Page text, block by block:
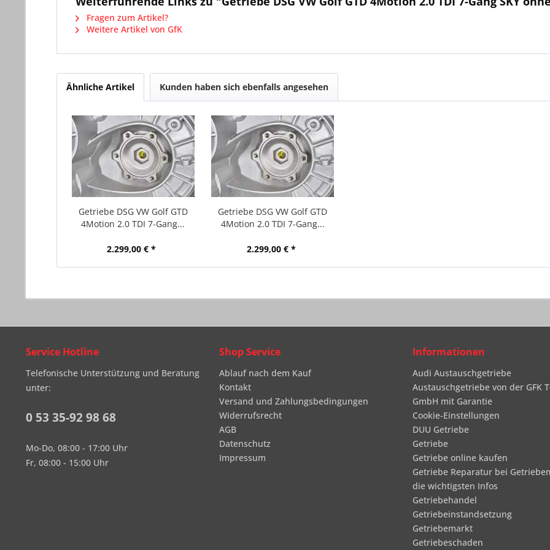
Fragen zum Artikel?
Weitere Artikel von GfK
Ähnliche Artikel Kunden haben sich ebenfalls angesehen
Getriebe DSG VW Golf GTD
4Motion 2.0 TDI 7-Gang...
2.299,00 € *
Getriebe DSG VW Golf GTD
4Motion 2.0 TDI 7-Gang...
2.299,00 € *
Service Hotline
Telefonische Unterstützung und Beratung
unter:
0 53 35-92 98 68
Mo-Do, 08:00 - 17:00 Uhr
Fr, 08:00 - 15:00 Uhr
Shop Service
Ablauf nach dem Kauf
Kontakt
Versand und Zahlungsbedingungen
Widerrufsrecht
AGB
Datenschutz
Impressum
Informationen
Audi Austauschgetriebe
Austauschgetriebe von der GFK
GmbH mit Garantie
Cookie-Einstellungen
DUU Getriebe
Getriebe
Getriebe online kaufen
Getriebe Reparatur bei
die wichtigsten Infos
Getriebehandel
Getriebeinstandsetzung
Getriebemarkt
Getriebeschaden